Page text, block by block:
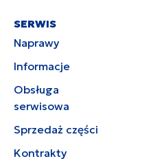
SERWIS
Naprawy
Informacje
Obsługa
serwisowa
Sprzedaż części
Kontrakty